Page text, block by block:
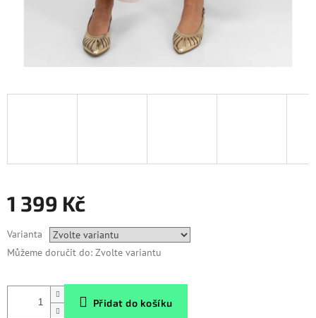
1 399 Kč
cena:
Varianta
Můžeme doručit do: Zvolte variantu
Přidat do košíku